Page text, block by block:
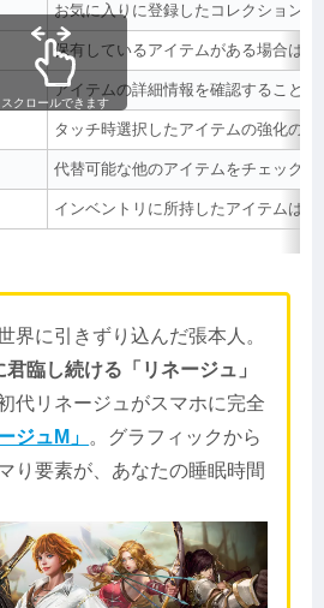
お気に入りに登録したコレクション
保有しているアイテムがある場合は
アイテムの詳細情報を確認することが
タッチ時選択したアイテムの強化の
代替可能な他のアイテムをチェック
インベントリに所持したアイテムは
スクロールできます
界に引きずり込んだ張本人。
臨し続ける「リネージュ」
代リネージュがスマホに完全
ジュM」 。グラフィックから
り要素が、あなたの睡眠時間